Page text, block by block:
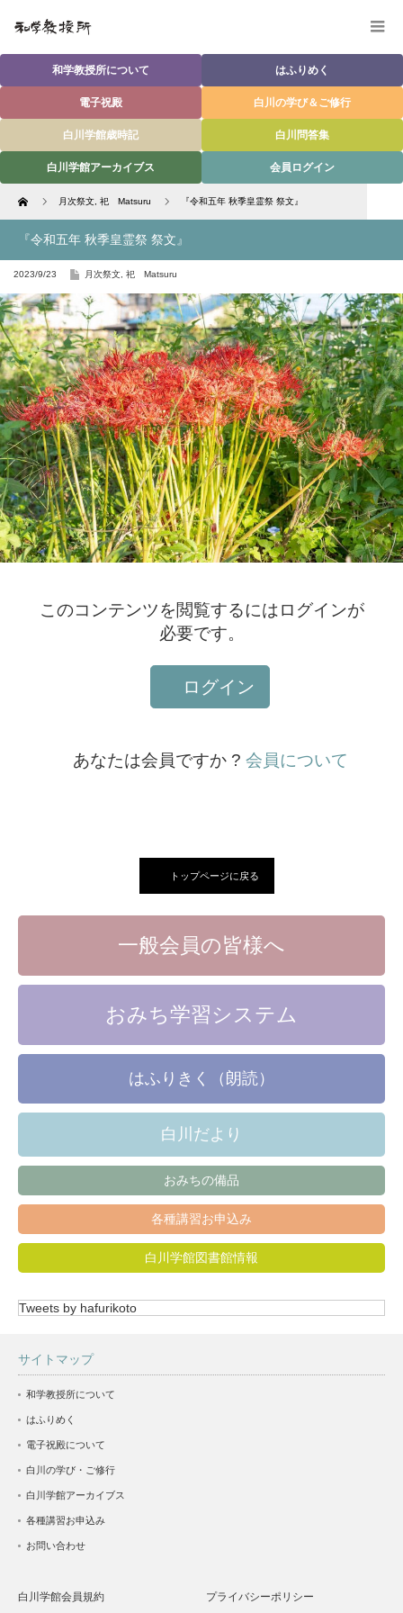
和学教授所について はふりめく
電子祝殿 白川の学び＆ご修行
白川学館歳時記 白川問答集
白川学館アーカイブス 会員ログイン
Home 月次祭文 祀 Matsuru 『令和五年 秋季皇霊祭 祭文』
『令和五年 秋季皇霊祭 祭文』
2023/9/23 月次祭文 祀 Matsuru
このコンテンツを閲覧するにはログインが
必要です。
ログイン
あなたは会員ですか ? 会員について
トップページに戻る
一般会員の皆様へ
おみち学習システム
はふりきく（朗読）
白川だより
おみちの備品
各種講習お申込み
白川学館図書館情報
Tweets by hafurikoto
サイトマップ
和学教授所について
はふりめく
電子祝殿について
白川の学び・ご修行
白川学館アーカイブス
各種講習お申込み
お問い合わせ
白川学館会員規約 プライバシーポリシー